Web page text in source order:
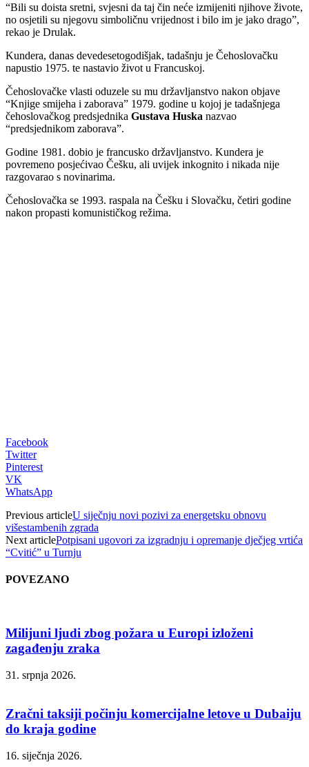
“Bili su doista sretni, svjesni da taj čin neće izmijeniti njihove živote,
no osjetili su njegovu simboličnu vrijednost i bilo im je jako drago”,
rekao je Drulak.
Kundera, danas devedesetogodišjak, tadašnju je Čehoslovačku
napustio 1975. te nastavio život u Francuskoj.
Čehoslovačke vlasti oduzele su mu državljanstvo nakon objave
“Knjige smijeha i zaborava” 1979. godine u kojoj je tadašnjega
čehoslovačkog predsjednika Gustava Huska nazvao
“predsjednikom zaborava”.
Godine 1981. dobio je francusko državljanstvo. Kundera je
povremeno posjećivao Češku, ali uvijek inkognito i nikada nije
razgovarao s novinarima.
Čehoslovačka se 1993. raspala na Češku i Slovačku, četiri godine
nakon propasti komunističkog režima.
Facebook
Twitter
Pinterest
VK
WhatsApp
Previous articleU siječnju novi pozivi za energetsku obnovu
višestambenih zgrada
Next articlePotpisani ugovori za izgradnju i opremanje dječjeg vrtića
“Cvitić” u Turnju
POVEZANO
Milijuni ljudi zbog požara u Europi izloženi
zagađenju zraka
31. srpnja 2026.
Zračni taksiji počinju komercijalne letove u Dubaiju
do kraja godine
16. siječnja 2026.